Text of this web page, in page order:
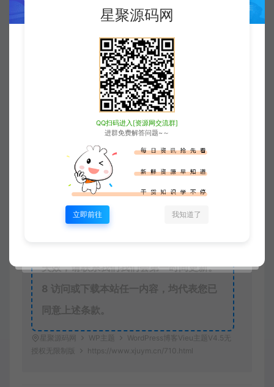
研究，禁止用于商业或非法用途。如有侵
本站非盈利性网站，所有付费功能，均
为用户为本站捐赠打赏，本站不贩卖任何
本站一切内容不代表本站立场，并不代
表本站赞同其观点和对其真实性负责。
本站一律禁止以任何方式发布或转载任
何违法的相关信息，访客发现请向站长举
失效，请联系我们我们会第一时间更新。
8 访问或下载本站任一内容，均代表您已
同意上述条款。
星聚源码网 WP主题
WordPress博客Vieu主题V4.5无
授权无限制版
https://www.xjuym.cn/710.html
星聚源码网
QQ扫码进入[资源网交流群]
进群免费解答问题~～
立即前往 我知道了